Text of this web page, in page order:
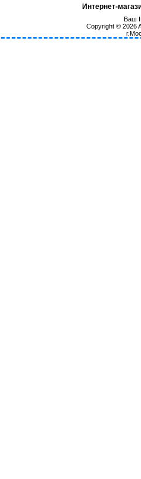
Интернет-
Ваш
Copyright © 2026